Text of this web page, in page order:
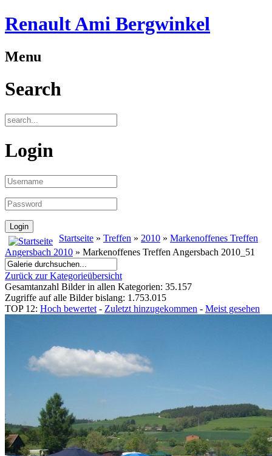
Renault Ami Bergwinkel
Menu
Search
Login
Startseite » Treffen » 2010 » Markenoffenes Treffen
Angersbach 2010 » Markenoffenes Treffen Angersbach 2010_51
Zurück zur Kategorieübersicht
Gesamtanzahl Bilder in allen Kategorien: 35.157
Zugriffe auf alle Bilder bislang: 1.753.015
TOP 12: Hoch bewertet - Zuletzt hinzugekommen - Meist gesehen